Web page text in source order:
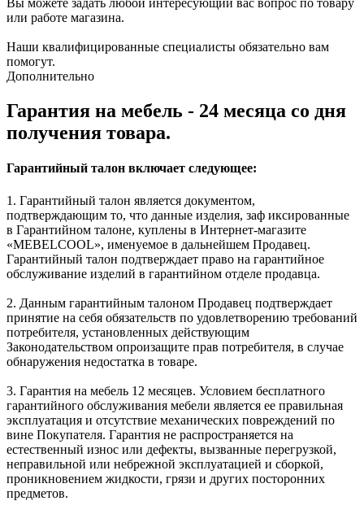
Вы можете задать любой интересующий вас вопрос по товару
или работе магазина.
Наши квалифицированные специалисты обязательно вам
помогут.
Дополнительно
Гарантия на мебель - 24 месяца со дня
получения товара.
Гарантийный талон включает следующее:
1. Гарантийный талон является документом,
подтверждающим то, что данные изделия, заф иксированные
в Гарантийном талоне, куплены в Интернет-магазите
«MEBELCOOL», именуемое в дальнейшем Продавец.
Гарантийный талон подтверждает право на гарантийное
обслуживание изделий в гарантийном отделе продавца.
2. Данным гарантийным талоном Продавец подтверждает
принятие на себя обязательств по удовлетворению требований
потребителя, установленных действующим
Законодательством опроизащите прав потребителя, в случае
обнаружения недостатка в товаре.
3. Гарантия на мебель 12 месяцев. Условием бесплатного
гарантийного обслуживания мебели является ее правильная
эксплуатация и отсутствие механических повреждений по
вине Покупателя. Гарантия не распространяется на
естественный износ или дефекты, вызванные перегрузкой,
неправильной или небрежной эксплуатацией и сборкой,
проникновением жидкости, грязи и других посторонних
предметов.